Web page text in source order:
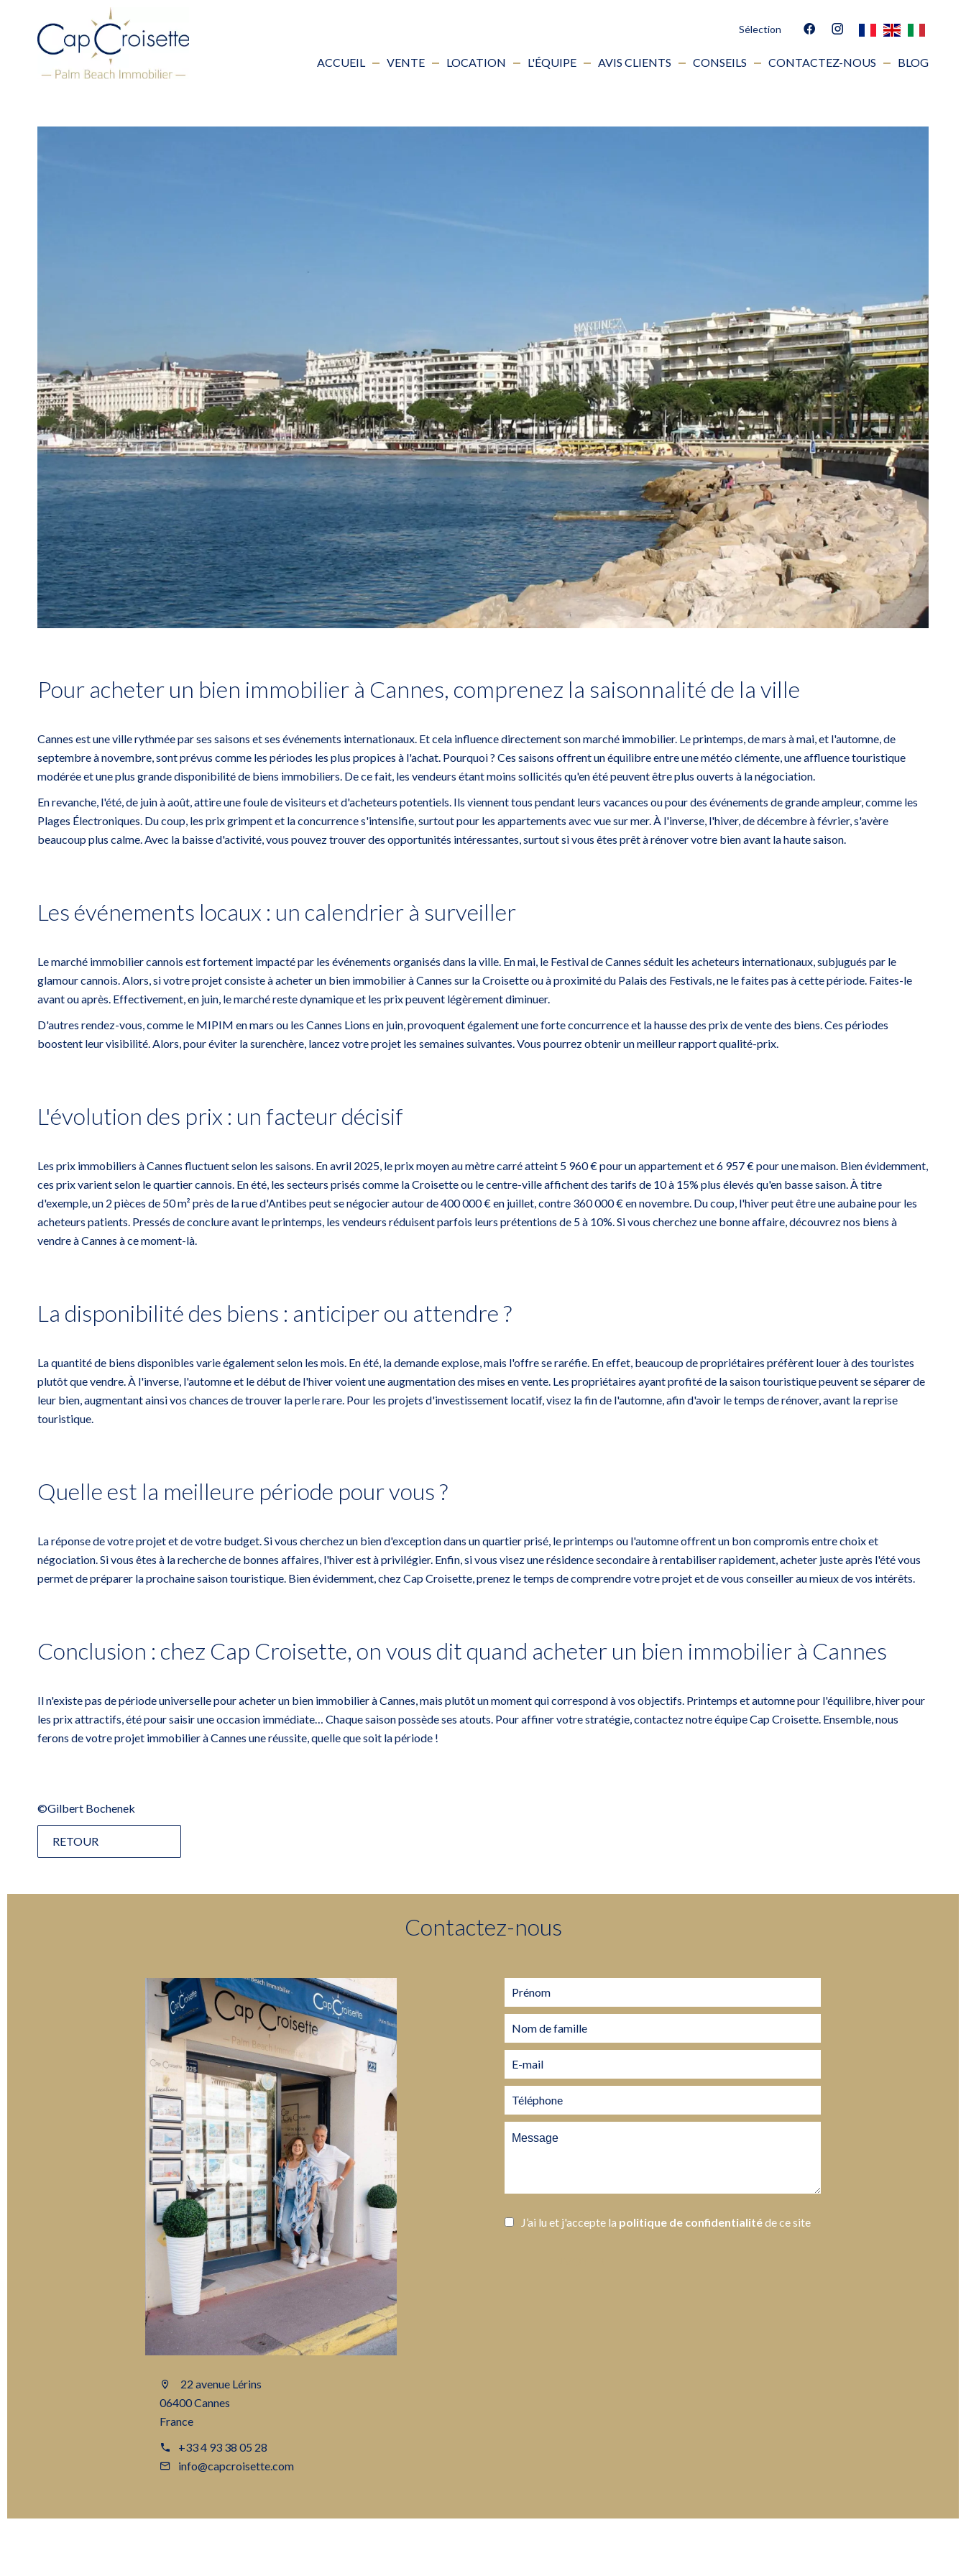
Sélection
ACCUEIL VENTE LOCATION L'ÉQUIPE AVIS CLIENTS CONSEILS CONTACTEZ-NOUS BLOG
Pour acheter un bien immobilier à Cannes, comprenez la saisonnalité de la ville
Cannes est une ville rythmée par ses saisons et ses événements internationaux. Et cela influence directement son marché immobilier. Le printemps, de mars à mai, et l'automne, de
septembre à novembre, sont prévus comme les périodes les plus propices à l'achat. Pourquoi ? Ces saisons offrent un équilibre entre une météo clémente, une affluence touristique
modérée et une plus grande disponibilité de biens immobiliers. De ce fait, les vendeurs étant moins sollicités qu'en été peuvent être plus ouverts à la négociation.
En revanche, l'été, de juin à août, attire une foule de visiteurs et d'acheteurs potentiels. Ils viennent tous pendant leurs vacances ou pour des événements de grande ampleur, comme les
Plages Électroniques. Du coup, les prix grimpent et la concurrence s'intensifie, surtout pour les appartements avec vue sur mer. À l'inverse, l'hiver, de décembre à février, s'avère
beaucoup plus calme. Avec la baisse d'activité, vous pouvez trouver des opportunités intéressantes, surtout si vous êtes prêt à rénover votre bien avant la haute saison.
Les événements locaux : un calendrier à surveiller
Le marché immobilier cannois est fortement impacté par les événements organisés dans la ville. En mai, le Festival de Cannes séduit les acheteurs internationaux, subjugués par le
glamour cannois. Alors, si votre projet consiste àacheter un bien immobilier à Cannes sur la Croisetteou à proximité du Palais des Festivals, ne le faites pas à cette période. Faites-le
avant ou après. Effectivement, en juin, le marché reste dynamique et les prix peuvent légèrement diminuer.
D'autres rendez-vous, comme le MIPIM en mars ou les Cannes Lions en juin, provoquent également une forte concurrence et la hausse des prix de vente des biens. Ces périodes
boostent leur visibilité. Alors, pour éviter la surenchère, lancez votre projet les semaines suivantes. Vous pourrez obtenir un meilleur rapport qualité-prix.
L'évolution des prix : un facteur décisif
Les prix immobiliers à Cannes fluctuent selon les saisons. En avril 2025, le prix moyen au mètre carré atteint 5 960 € pour un appartement et 6 957 € pour une maison. Bien évidemment,
ces prix varient selon le quartier cannois. En été, les secteurs prisés comme la Croisette ou le centre-ville affichent des tarifs de 10 à 15% plus élevés qu'en basse saison. À titre
d'exemple, un 2 pièces de 50 m² près de la rue d'Antibes peut se négocier autour de 400 000 € en juillet, contre 360 ​​000 € en novembre. Du coup, l'hiver peut être une aubaine pour les
acheteurs patients. Pressés de conclure avant le printemps, les vendeurs réduisent parfois leurs prétentions de 5 à 10%. Si vous cherchez une bonne affaire, découvrez nos biens à
vendre à Cannes à ce moment-là.
La disponibilité des biens : anticiper ou attendre ?
La quantité de biens disponibles varie également selon les mois. En été, la demande explose, mais l'offre se raréfie. En effet, beaucoup de propriétaires préfèrent louer à des touristes
plutôt que vendre. À l'inverse, l'automne et le début de l'hiver voient une augmentation des mises en vente. Les propriétaires ayant profité de la saison touristique peuvent se séparer de
leur bien, augmentant ainsi vos chances de trouver la perle rare. Pour les projets d'investissement locatif, visez la fin de l'automne, afin d'avoir le temps de rénover, avant la reprise
touristique.
Quelle est la meilleure période pour vous ?
La réponse de votre projet et de votre budget. Si vous cherchez un bien d'exception dans un quartier prisé, le printemps ou l'automne offrent un bon compromis entre choix et
négociation. Si vous êtes à la recherche de bonnes affaires, l'hiver est à privilégier. Enfin, si vous visez une résidence secondaire à rentabiliser rapidement, acheter juste après l'été vous
permet de préparer la prochaine saison touristique. Bien évidemment, chez Cap Croisette, prenez le temps de comprendre votre projet et de vous conseiller au mieux de vos intérêts.
Conclusion : chez Cap Croisette, on vous dit quand acheter un bien immobilier à Cannes
Il n'existe pas de période universelle pouracheter un bien immobilier à Cannes , mais plutôt un moment qui correspond à vos objectifs. Printemps et automne pour l'équilibre, hiver pour
les prix attractifs, été pour saisir une occasion immédiate… Chaque saison possède ses atouts. Pour affiner votre stratégie, contactez notre équipe Cap Croisette . Ensemble, nous
ferons de votre projet immobilier à Cannes une réussite, quelle que soit la période !
©Gilbert Bochenek
RETOUR
Contactez-nous
22 avenue Lérins
06400 Cannes
France
+33 4 93 38 05 28
info@capcroisette.com
J’ai lu et j'accepte la politique de confidentialitéde ce site